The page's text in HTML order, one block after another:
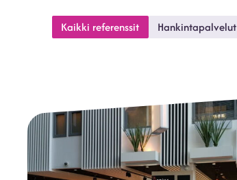
Kaikki referenssit Hankintapalvelut